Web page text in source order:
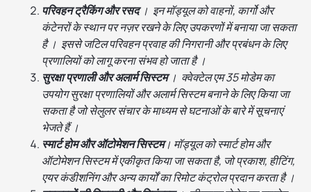
परिवहन ट्रैकिंग और रसद। इन मॉड्यूल को वाहनों, कार्गो और
कंटेनरों के स्थान पर नज़र रखने के लिए उपकरणों में बनाया जा सकता
है । इससे जटिल परिवहन प्रवाह की निगरानी और प्रबंधन के लिए
प्रणालियों को लागू करना संभव हो जाता है ।
सुरक्षा प्रणाली और अलार्म सिस्टम। क्वेक्टेल एम 35 मोडेम का
उपयोग सुरक्षा प्रणालियों और अलार्म सिस्टम बनाने के लिए किया जा
सकता है जो सेलुलर संचार के माध्यम से घटनाओं के बारे में सूचनाएं
भेजते हैं ।
स्मार्ट होम और ऑटोमेशन सिस्टम। मॉड्यूल को स्मार्ट होम और
ऑटोमेशन सिस्टम में एकीकृत किया जा सकता है, जो प्रकाश, हीटिंग,
एयर कंडीशनिंग और अन्य कार्यों का रिमोट कंट्रोल प्रदान करता है ।